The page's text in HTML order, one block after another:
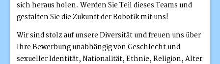
sich heraus holen. Werden Sie Teil dieses Teams und
gestalten Sie die Zukunft der Robotik mit uns!
Wir sind stolz auf unsere Diversität und freuen uns über
Ihre Bewerbung unabhängig von Geschlecht und
sexueller Identität, Nationalität, Ethnie, Religion, Alter